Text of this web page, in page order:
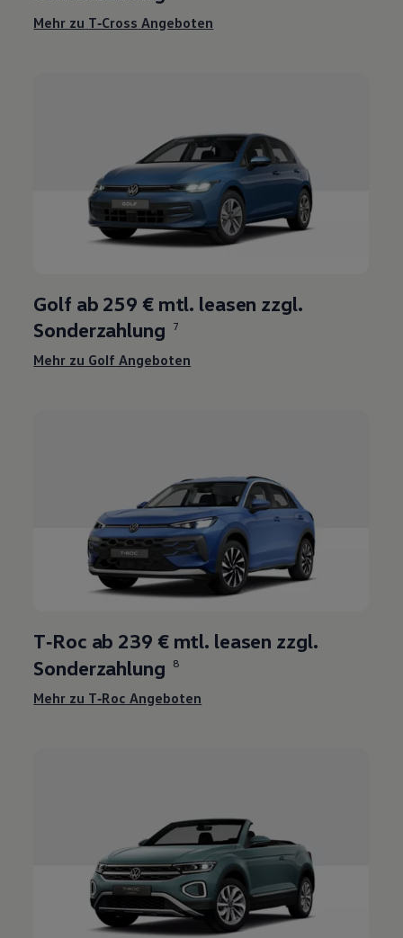
Mehr zu T‑Cross Angeboten
Golf ab 259 €mtl. leasen zzgl.
Sonderzahlung
7
Mehr zu Golf Angeboten
T‑Roc ab 239 € mtl. leasen zzgl.
Sonderzahlung
8
Mehr zu T‑Roc Angeboten